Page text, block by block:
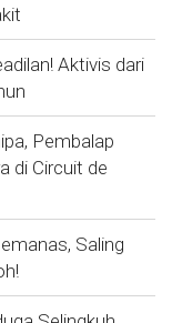
Aktivis dari
Pembalap
di Circuit de
Saling